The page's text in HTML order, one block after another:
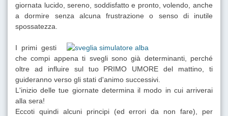
giornata lucido, sereno, soddisfatto e pronto, volendo, anche
a dormire senza alcuna frustrazione o senso di inutile
spossatezza.
I primi gesti
che compi appena ti svegli sono già determinanti, perché
oltre ad influire sul tuo PRIMO UMORE del mattino, ti
guideranno verso gli stati d'animo successivi.
L'inizio delle tue giornate determina il modo in cui arriverai
alla sera!
Eccoti quindi alcuni principi (ed errori da non fare), per